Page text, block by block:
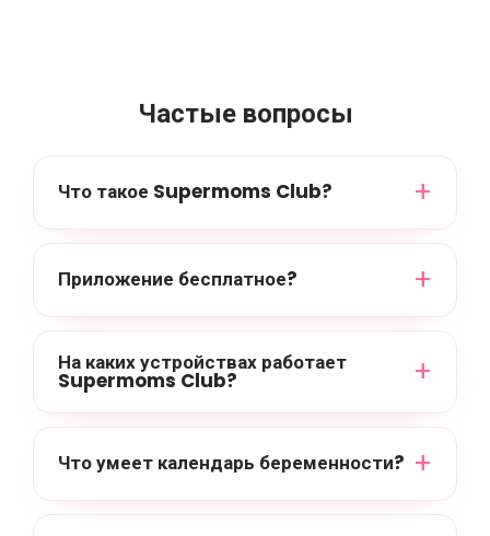
Частые вопросы
Что такое Supermoms Club?
Приложение бесплатное?
На каких устройствах работает
Supermoms Club?
Что умеет календарь беременности?